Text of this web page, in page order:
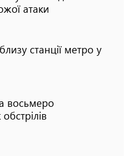
атаки
станції метро у
восьмеро